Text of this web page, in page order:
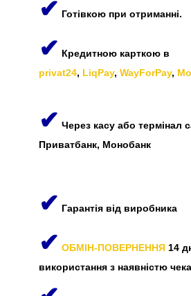
✔ Готівкою при отриманні.
✔ Кредитною карткою в
privat24, LiqPay, WayForPay,
✔ Через касу або термінал
Приватбанк, Монобанк
✔ Гарантія від виробника
✔ ОБМІН-ПОВЕРНЕННЯ 14
використання з наявністю чека